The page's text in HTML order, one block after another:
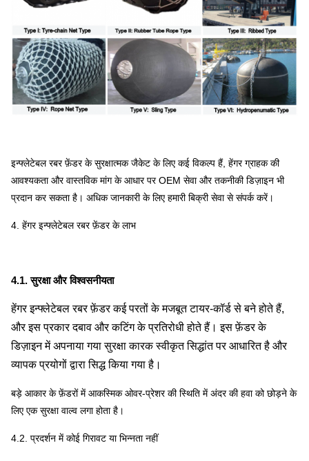
इन्फ्लेटेबल रबर फ़ेंडर के सुरक्षात्मक जैकेट के लिए कई विकल्प हैं, हेंगर ग्राहक की
आवश्यकता और वास्तविक मांग के आधार पर OEM सेवा और तकनीकी डिज़ाइन भी
प्रदान कर सकता है। अधिक जानकारी के लिए हमारी बिक्री सेवा से संपर्क करें।
4. हेंगर इन्फ्लेटेबल रबर फ़ेंडर के लाभ
4.1. सुरक्षा और विश्वसनीयता
हेंगर इन्फ्लेटेबल रबर फ़ेंडर कई परतों के मजबूत टायर-कॉर्ड से बने होते हैं,
और इस प्रकार दबाव और कटिंग के प्रतिरोधी होते हैं। इस फ़ेंडर के
डिज़ाइन में अपनाया गया सुरक्षा कारक स्वीकृत सिद्धांत पर आधारित है और
व्यापक प्रयोगों द्वारा सिद्ध किया गया है।
बड़े आकार के फ़ेंडरों में आकस्मिक ओवर-प्रेशर की स्थिति में अंदर की हवा को छोड़ने के
लिए एक सुरक्षा वाल्व लगा होता है।
4.2. प्रदर्शन में कोई गिरावट या भिन्नता नहीं